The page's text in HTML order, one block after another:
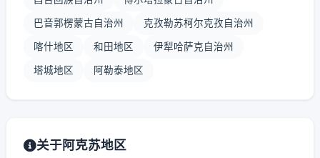
巴音郭楞蒙古自治州 克孜勒苏柯尔克孜自治州
喀什地区 和田地区 伊犁哈萨克自治州
塔城地区 阿勒泰地区
关于阿克苏地区